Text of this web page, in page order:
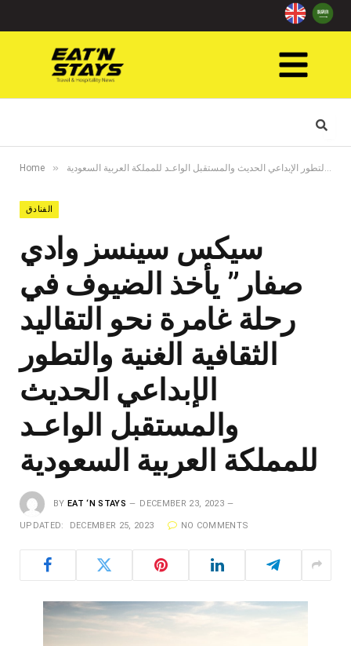
Home » سيكس سينسز وادي صفار” يأخذ الضيوف في رحلة غامرة نحو التقاليد الثقافية الغنية والتطور الإبداعي الحديث والمستقبل الواعـد للمملكة العربية السعودية
الفنادق
سيكس سينسز وادي
صفار” يأخذ الضيوف في
رحلة غامرة نحو التقاليد
الثقافية الغنية والتطور
الإبداعي الحديث
والمستقبل الواعـد
للمملكة العربية السعودية
BY EAT ‘N STAYS DECEMBER 23, 2023
UPDATED: DECEMBER 25, 2023 NO COMMENTS